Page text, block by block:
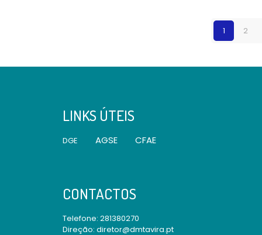
1 2
LINKS ÚTEIS
DGE AGSE CFAE
CONTACTOS
Telefone: 281380270
Direção: diretor@dmtavira.pt